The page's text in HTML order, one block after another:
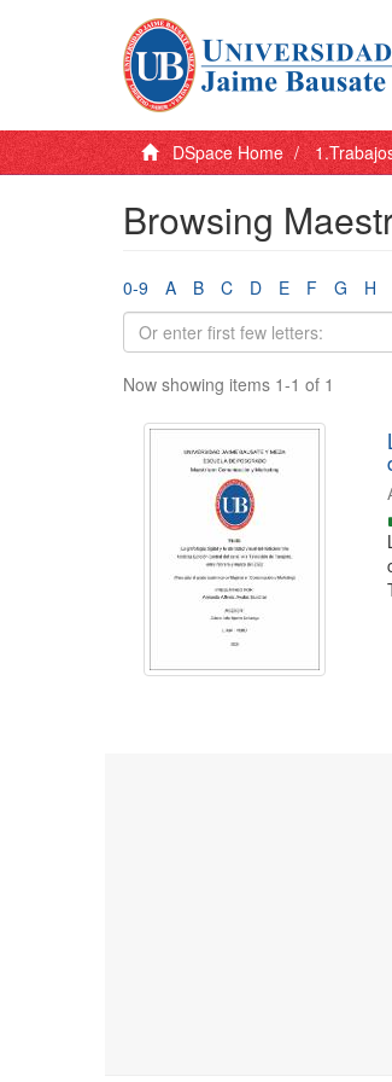
DSpace Home
Browsing
0-9 A B C D E F G H
Now showing items 1-1 of 1